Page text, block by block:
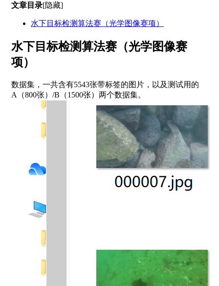
文章目录[隐藏]
水下目标检测算法赛（光学图像赛项）
水下目标检测算法赛（光学图像赛
项）
数据集，一共含有5543张带标签的图片，以及测试用的
A（800张）/B（1500张）两个数据集。